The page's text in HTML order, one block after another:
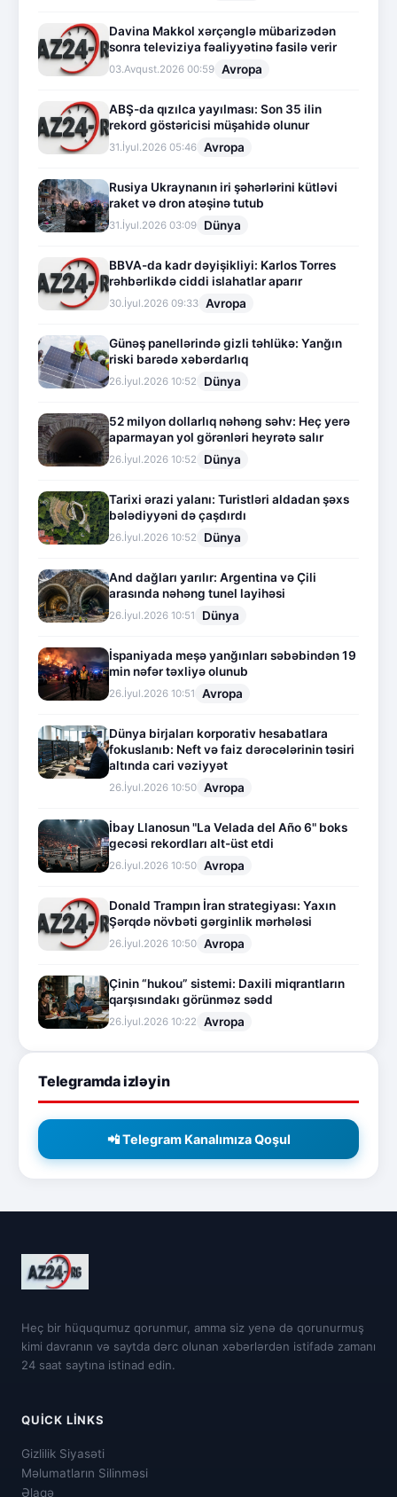
Davina Makkol xərçənglə mübarizədən
sonra televiziya fəaliyyətinə fasilə verir
03.Avqust.2026 00:59 Avropa
ABŞ-da qızılca yayılması: Son 35 ilin
rekord göstəricisi müşahidə olunur
31.İyul.2026 05:46 Avropa
Rusiya Ukraynanın iri şəhərlərini kütləvi
raket və dron atəşinə tutub
31.İyul.2026 03:09 Dünya
BBVA-da kadr dəyişikliyi: Karlos Torres
rəhbərlikdə ciddi islahatlar aparır
30.İyul.2026 09:33 Avropa
Günəş panellərində gizli təhlükə: Yanğın
riski barədə xəbərdarlıq
26.İyul.2026 10:52 Dünya
52 milyon dollarlıq nəhəng səhv: Heç yerə
aparmayan yol görənləri heyrətə salır
26.İyul.2026 10:52 Dünya
Tarixi ərazi yalanı: Turistləri aldadan şəxs
bələdiyyəni də çaşdırdı
26.İyul.2026 10:52 Dünya
And dağları yarılır: Argentina və Çili
arasında nəhəng tunel layihəsi
26.İyul.2026 10:51 Dünya
İspaniyada meşə yanğınları səbəbindən 19
min nəfər təxliyə olunub
26.İyul.2026 10:51 Avropa
Dünya birjaları korporativ hesabatlara
fokuslanıb: Neft və faiz dərəcələrinin təsiri
altında cari vəziyyət
26.İyul.2026 10:50 Avropa
İbay Llanosun "La Velada del Año 6" boks
gecəsi rekordları alt-üst etdi
26.İyul.2026 10:50 Avropa
Donald Trampın İran strategiyası: Yaxın
Şərqdə növbəti gərginlik mərhələsi
26.İyul.2026 10:50 Avropa
Çinin “hukou” sistemi: Daxili miqrantların
qarşısındakı görünməz sədd
26.İyul.2026 10:22 Avropa
Telegramda izləyin
📲 Telegram Kanalımıza Qoşul
Heç bir hüququmuz qorunmur, amma siz yenə də qorunurmuş
kimi davranın və saytda dərc olunan xəbərlərdən istifadə zamanı
24 saat saytına istinad edin.
QUICK LINKS
Gizlilik Siyasəti
Məlumatların Silinməsi
Əlaqə